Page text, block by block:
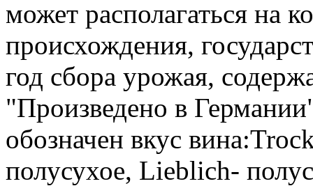
может располагаться на
происхождения,
год сбора урожая,
"Произведено в
обозначен вкус
полусухое, Lieblich-